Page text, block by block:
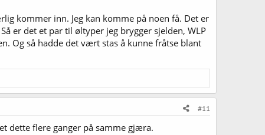
kommer inn. Jeg kan komme på noen få. Det er
er det et par til øltyper jeg brygger sjelden, WLP
Og så hadde det vært stas å kunne fråtse blant
#11
dette flere ganger på samme gjæra.